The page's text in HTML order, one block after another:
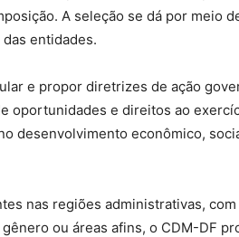
A seleção se dá por meio
entidades.
e propor diretrizes de ação
oportunidades e direitos ao
desenvolvimento econômico,
nas regiões administrativas,
ou áreas afins, o CDM-DF